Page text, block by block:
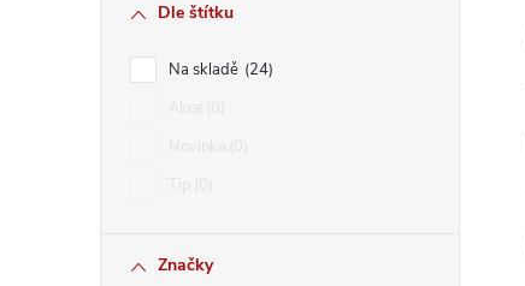
Dle štítku
Na skladě 24
Značky